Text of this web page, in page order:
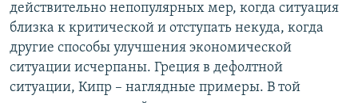
действительно непопулярных мер, когда ситуация
близка к критической и отступать некуда, когда
другие способы улучшения экономической
ситуации исчерпаны. Греция в дефолтной
ситуации, Кипр – наглядные примеры. В той